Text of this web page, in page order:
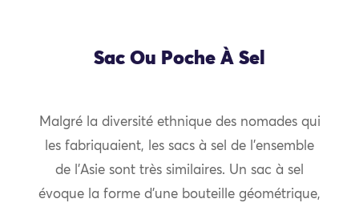
Sac Ou Poche À Sel
Malgré la diversité ethnique des nomades qui
les fabriquaient, les sacs à sel de l’ensemble
de l’Asie sont très similaires. Un sac à sel
évoque la forme d’une bouteille géométrique,